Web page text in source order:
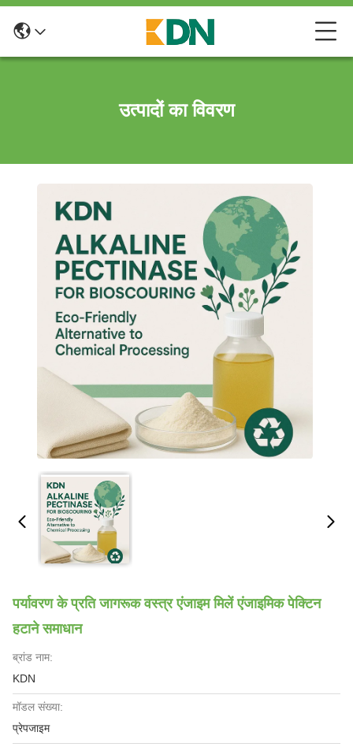
उत्पादों का विवरण
पर्यावरण के प्रति जागरूक वस्त्र एंजाइम मिलें एंजाइमिक पेक्टिन
हटाने समाधान
ब्रांड नाम:
KDN
मॉडल संख्या:
प्रेपजाइम